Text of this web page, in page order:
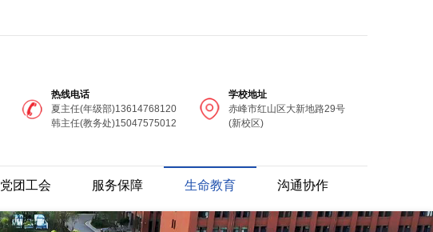
热线电话
夏主任(年级部)13614768120
韩主任(教务处)15047575012
学校地址
赤峰市红山区大新地路29号
(新校区)
党团工会 服务保障 生命教育 沟通协作